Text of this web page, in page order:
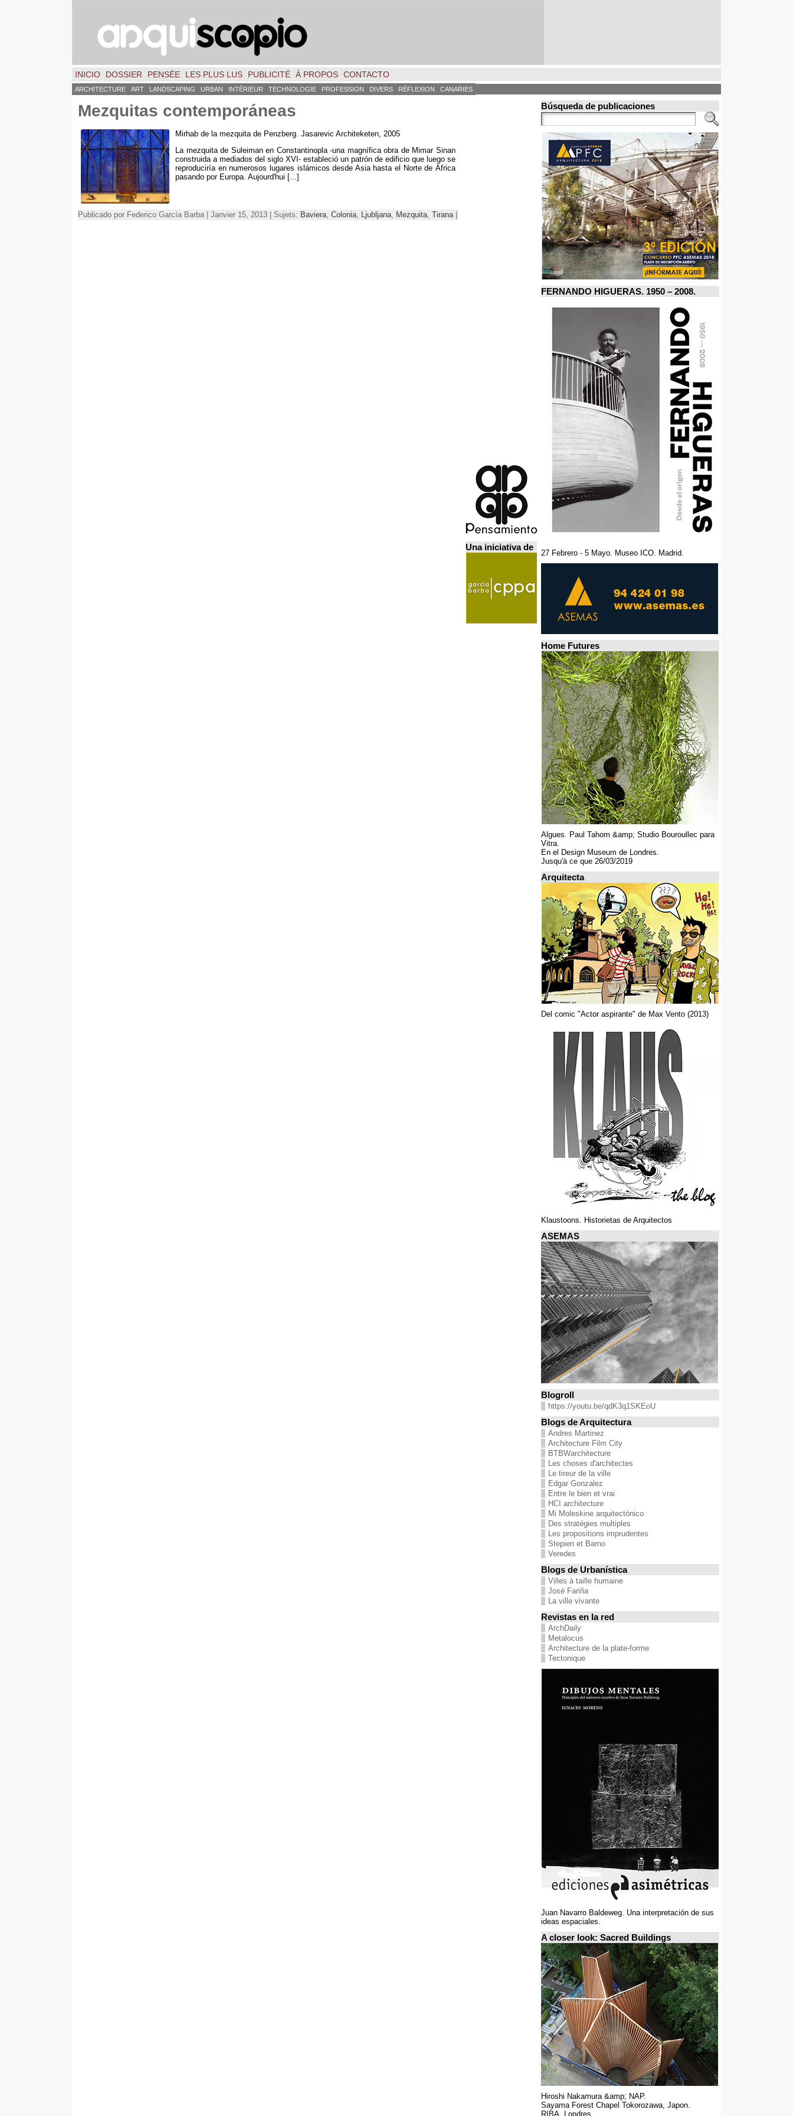
INICIO DOSSIER PENSÉE LES PLUS LUS PUBLICITÉ À PROPOS CONTACTO
ARCHITECTURE ART LANDSCAPING URBAN INTÉRIEUR TECHNOLOGIE PROFESSION DIVERS RÉFLEXION CANARIES
Mezquitas contemporáneas
Mirhab de la mezquita de Penzberg Jasarevic Architeketen , 2005
La mezquita de Suleiman en Constantinopla -una magnífica obra de Mimar Sinan
construida a mediados del siglo XVI- estableció un patrón de edificio que luego se
reproduciría en numerosos lugares islámicos desde Asia hasta el Norte de África
pasando por Europa . Aujourd'hui [...]
Publicado por Federico García Barba | Janvier 15, 2013 | Sujets: Baviera Colonia Ljubljana Mezquita Tirana
Una iniciativa de
Búsqueda de publicaciones
FERNANDO HIGUERAS. 1950 – 2008.
27 Febrero - 5 Mayo. Museo ICO. Madrid.
Home Futures
Algues. Paul Tahom &amp; Studio Bouroullec para
Vitra.
En el Design Museum de Londres.
Jusqu'à ce que 26/03/2019
Arquitecta
Del comic "Actor aspirante" de Max Vento (2013)
Klaustoons. Historietas de Arquitectos
ASEMAS
Blogroll
https://youtu.be/qdK3q1SKEoU
Blogs de Arquitectura
Andres Martinez
Architecture Film City
BTBWarchitecture
Les choses d'architectes
Le tireur de la ville
Edgar Gonzalez
Entre le bien et vrai
HCI architecture
Mi Moleskine arquitectónico
Des stratégies multiples
Les propositions imprudentes
Stepien et Barno
Veredes
Blogs de Urbanística
Villes à taille humaine
José Fariña
La ville vivante
Revistas en la red
ArchDaily
Metalocus
Architecture de la plate-forme
Tectonique
Juan Navarro Baldeweg. Una interpretación de sus
ideas espaciales.
A closer look: Sacred Buildings
Hiroshi Nakamura &amp; NAP.
Sayama Forest Chapel Tokorozawa, Japon.
RIBA, Londres.